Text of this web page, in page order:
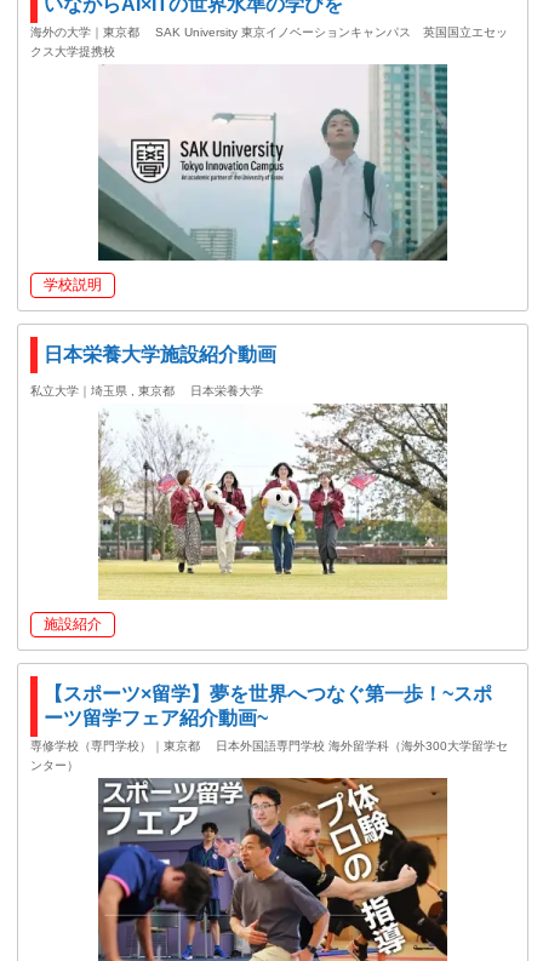
いながらAI×ITの世界水準の学びを
海外の大学｜東京都
SAK University 東京イノベーションキャンパス 英国国立エセッ
クス大学提携校
学校説明
日本栄養大学施設紹介動画
私立大学｜埼玉県 , 東京都 日本栄養大学
施設紹介
【スポーツ×留学】夢を世界へつなぐ第一歩！~スポ
ーツ留学フェア紹介動画~
専修学校（専門学校）｜東京都
日本外国語専門学校 海外留学科（海外300大学留学セ
ンター）